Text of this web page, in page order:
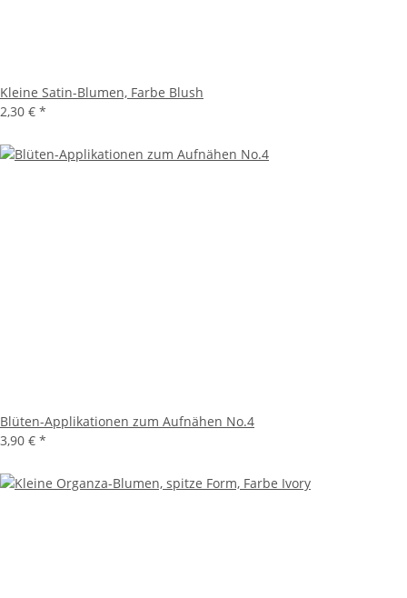
Kleine Satin-Blumen, Farbe Blush
2,30 € *
Blüten-Applikationen zum Aufnähen No.4
3,90 € *